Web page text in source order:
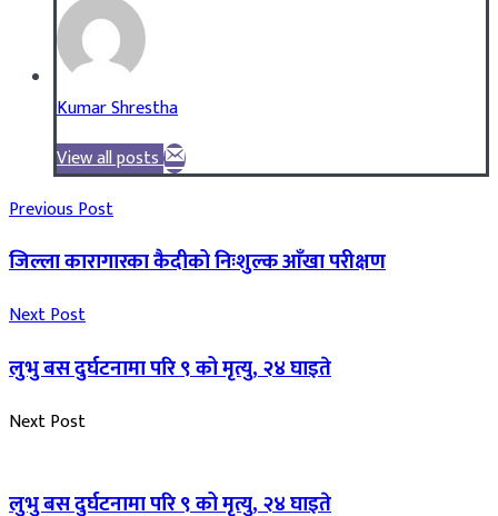
Kumar Shrestha
View all posts
Previous Post
जिल्ला कारागारका कैदीको निःशुल्क आँखा परीक्षण
Next Post
लुभु बस दुर्घटनामा परि ९ को मृत्यु, २४ घाइते
Next Post
लुभु बस दुर्घटनामा परि ९ को मृत्यु, २४ घाइते